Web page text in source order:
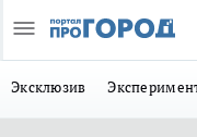
Эксклюзив